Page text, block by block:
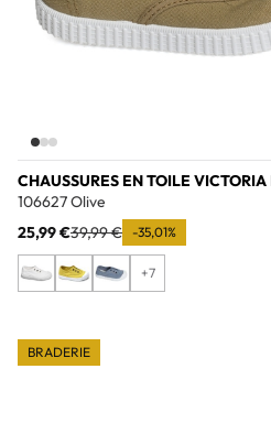
CHAUSSURES EN TOILE
106627 Olive
25,99 €39,99 € -35,01%
+7
BRADERIE